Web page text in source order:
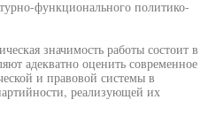
функционального политико-
значимость работы состоит в
адекватно оценить современное
и правовой системы в
реализующей их